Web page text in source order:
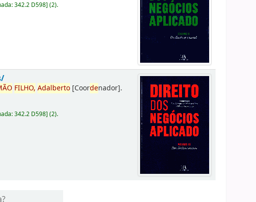
342.2 D598](2).
FILHO, Adalberto [Coordenador].
342.2 D598](2).